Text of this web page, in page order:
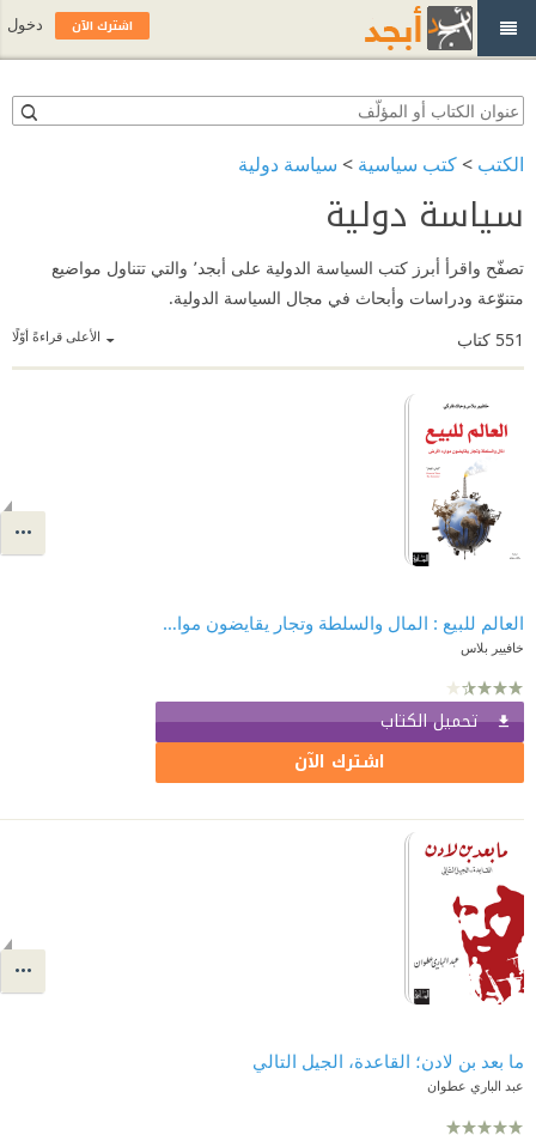
الكتب >كتب سياسية > سياسة دولية
سياسة دولية
تصفّح واقرأ أبرز كتب السياسة الدولية على أبجد٬ والتي تتناول مواضيع
متنوّعة ودراسات وأبحاث في مجال السياسة الدولية.
الأعلى قراءةً أوّلًا 551 كتاب
العالم للبيع : المال والسلطة وتجار يقايضون موارد الأرض
خافيير بلاس
تحميل الكتاب
اشترك الآن
ما بعد بن لادن؛ القاعدة، الجيل التالي
عبد الباري عطوان
اشترك الآن دخول